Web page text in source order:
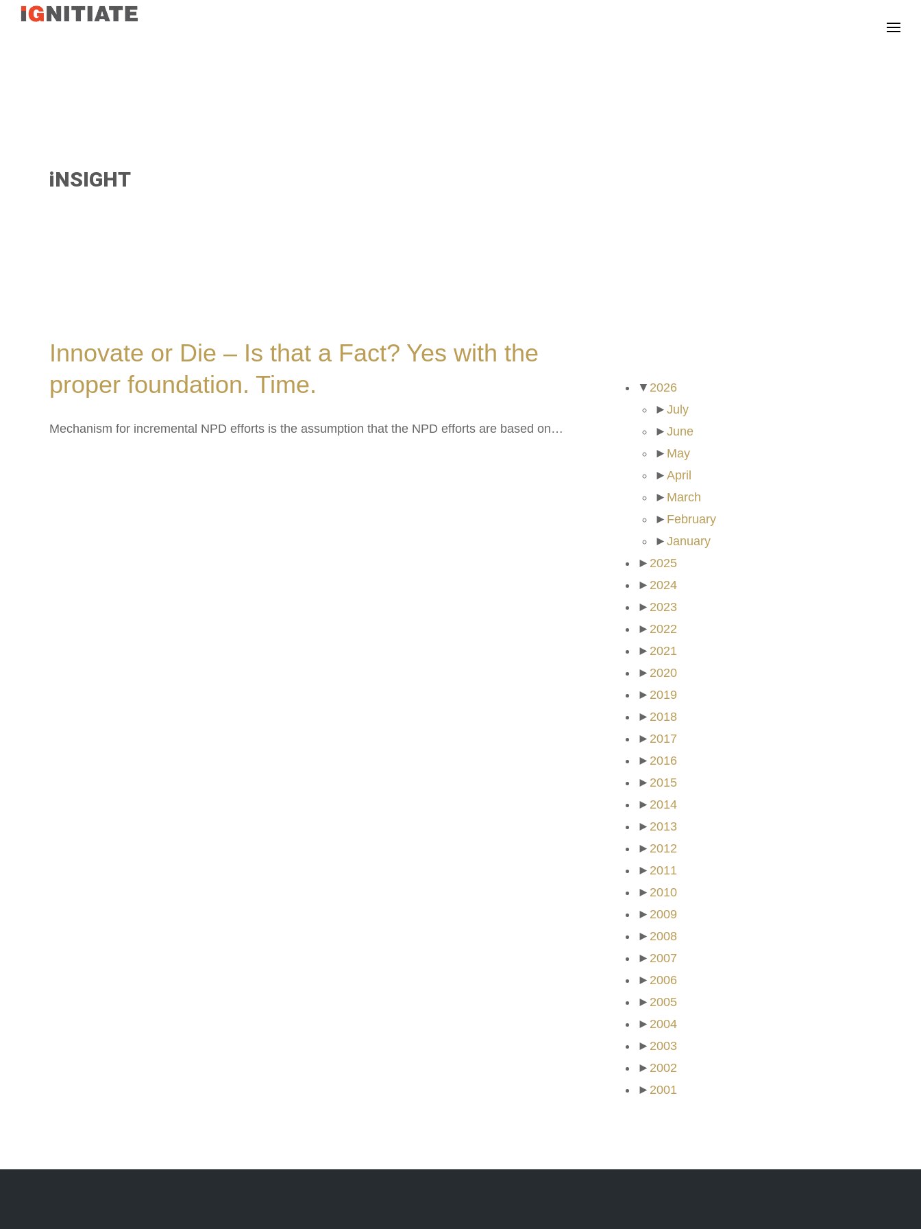
TEST
iNSIGHT
Innovate or Die – Is that a Fact? Yes with the
proper foundation. Time.
Mechanism for incremental NPD efforts is the assumption that the NPD efforts are based on…
▼ 2026
►July
►June
► May
►April
► March
► February
►January
► 2025
► 2024
► 2023
► 2022
► 2021
► 2020
► 2019
► 2018
► 2017
► 2016
► 2015
► 2014
► 2013
► 2012
► 2011
► 2010
► 2009
► 2008
► 2007
► 2006
► 2005
► 2004
► 2003
► 2002
► 2001